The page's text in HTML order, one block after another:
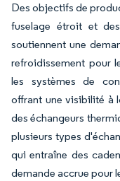
Des objectifs de
fuselage étroit et
soutiennent une
refroidissement pour
les systèmes de
offrant une visibilité à
des échangeurs
plusieurs types
qui entraîne des
demande accrue pour